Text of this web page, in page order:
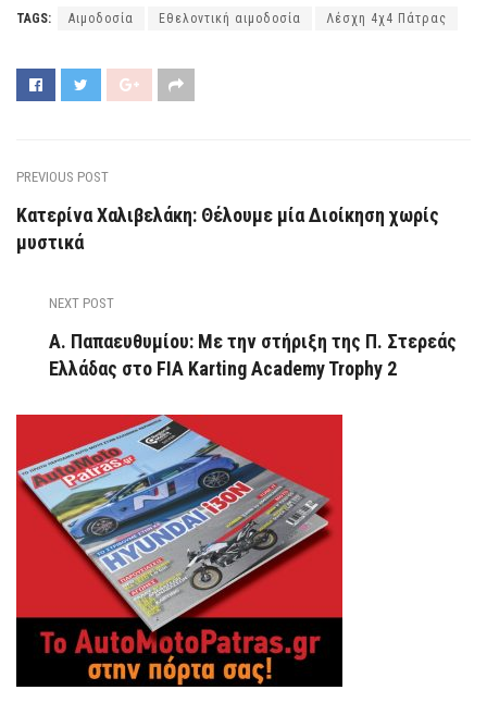
TAGS: Αιμοδοσία Εθελοντική αιμοδοσία Λέσχη 4χ4 Πάτρας
PREVIOUS POST
Κατερίνα Χαλιβελάκη: Θέλουμε μία Διοίκηση χωρίς
μυστικά
NEXT POST
Α. Παπαευθυμίου: Με την στήριξη της Π. Στερεάς
Ελλάδας στο FIA Karting Academy Trophy 2